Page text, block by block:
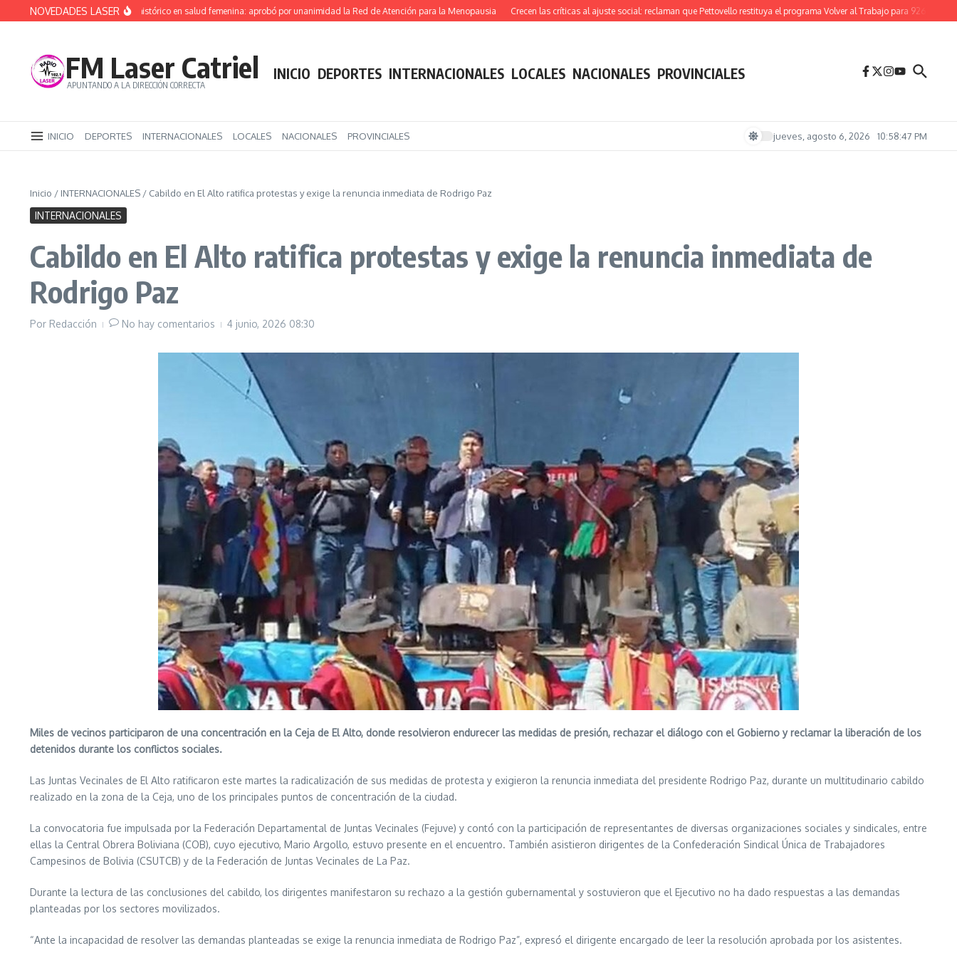
Saltar al contenido
NOVEDADES LASER
Río Negro da un paso histórico en salud femenina: aprobó por unanimidad la Red de Atención para la Menopausia Crecen las críticas al ajuste social: reclaman que Pettovello restituya el programa Volver al Trabajo para 926 mil familias
FM Laser Catriel
APUNTANDO A LA DIRECCIÓN CORRECTA
INICIO DEPORTES INTERNACIONALES LOCALES NACIONALES PROVINCIALES
INICIO DEPORTES INTERNACIONALES LOCALES NACIONALES PROVINCIALES jueves, agosto 6, 2026 10:58:48 PM
Inicio / INTERNACIONALES / Cabildo en El Alto ratifica protestas y exige la renuncia inmediata de Rodrigo Paz
INTERNACIONALES
Cabildo en El Alto ratifica protestas y exige la renuncia inmediata de
Rodrigo Paz
Por Redacción No hay comentarios 4 junio, 2026 08:30
Miles de vecinos participaron de una concentración en la Ceja de El Alto, donde resolvieron endurecer las medidas de presión, rechazar el diálogo con el Gobierno y reclamar la liberación de los
detenidos durante los conflictos sociales.
Las Juntas Vecinales de El Alto ratificaron este martes la radicalización de sus medidas de protesta y exigieron la renuncia inmediata del presidente Rodrigo Paz, durante un multitudinario cabildo
realizado en la zona de la Ceja, uno de los principales puntos de concentración de la ciudad.
La convocatoria fue impulsada por la Federación Departamental de Juntas Vecinales (Fejuve) y contó con la participación de representantes de diversas organizaciones sociales y sindicales, entre
ellas la Central Obrera Boliviana (COB), cuyo ejecutivo, Mario Argollo, estuvo presente en el encuentro. También asistieron dirigentes de la Confederación Sindical Única de Trabajadores
Campesinos de Bolivia (CSUTCB) y de la Federación de Juntas Vecinales de La Paz.
Durante la lectura de las conclusiones del cabildo, los dirigentes manifestaron su rechazo a la gestión gubernamental y sostuvieron que el Ejecutivo no ha dado respuestas a las demandas
planteadas por los sectores movilizados.
“Ante la incapacidad de resolver las demandas planteadas se exige la renuncia inmediata de Rodrigo Paz”, expresó el dirigente encargado de leer la resolución aprobada por los asistentes.